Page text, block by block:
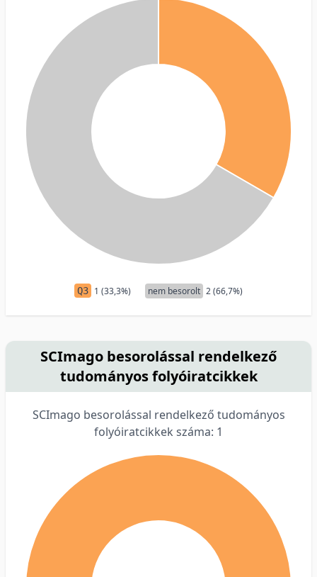
Q3 1 (33,3%) nem besorolt 2 (66,7%)
SCImago besorolással rendelkező
tudományos folyóiratcikkek
SCImago besorolással rendelkező tudományos
folyóiratcikkek száma: 1